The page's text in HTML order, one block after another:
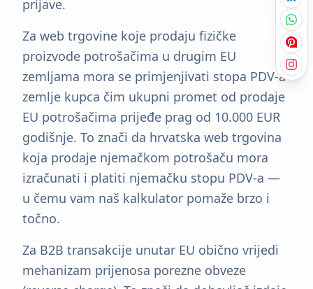
prijave.
Za web trgovine koje prodaju fizičke
proizvode potrošačima u drugim EU
zemljama mora se primjenjivati stopa PDV-a
zemlje kupca čim ukupni promet od prodaje
EU potrošačima prijeđe prag od 10.000 EUR
godišnje. To znači da hrvatska web trgovina
koja prodaje njemačkom potrošaču mora
izračunati i platiti njemačku stopu PDV-a —
u čemu vam naš kalkulator pomaže brzo i
točno.
Za B2B transakcije unutar EU obično vrijedi
mehanizam prijenosa porezne obveze